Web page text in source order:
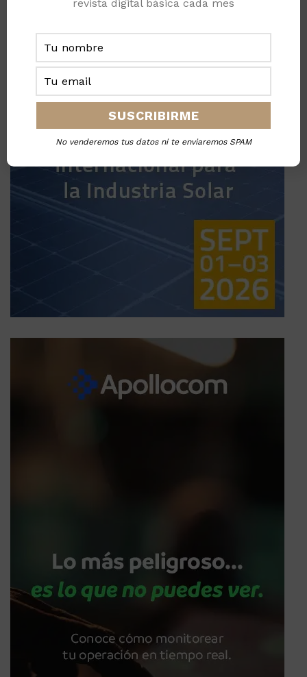
revista digital básica cada mes
No venderemos tus datos ni te enviaremos SPAM